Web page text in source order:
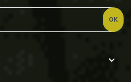
keyboard_arrow_down